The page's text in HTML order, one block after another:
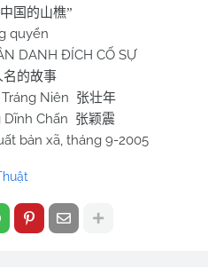
中国的山樵”
quyển
DANH ĐÍCH CỐ SỰ
名的故事
Niên 张壮年
Chấn 张颖震
bản xã, tháng 9-2005